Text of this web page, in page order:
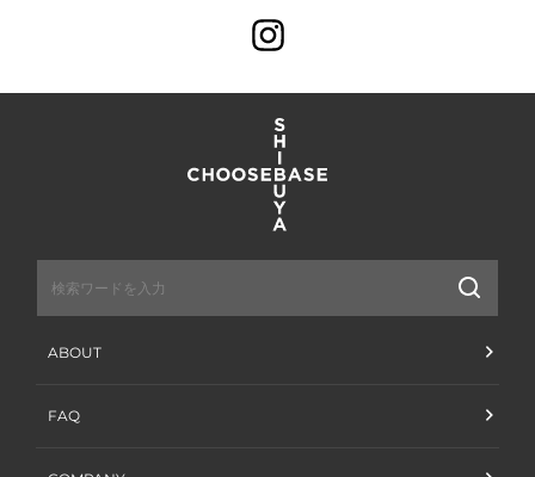
Instagram
送
信
ABOUT
FAQ